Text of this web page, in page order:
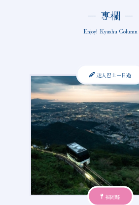
專欄
Enjoy! Kyushu Column
福岡縣
迷人巴士一日遊